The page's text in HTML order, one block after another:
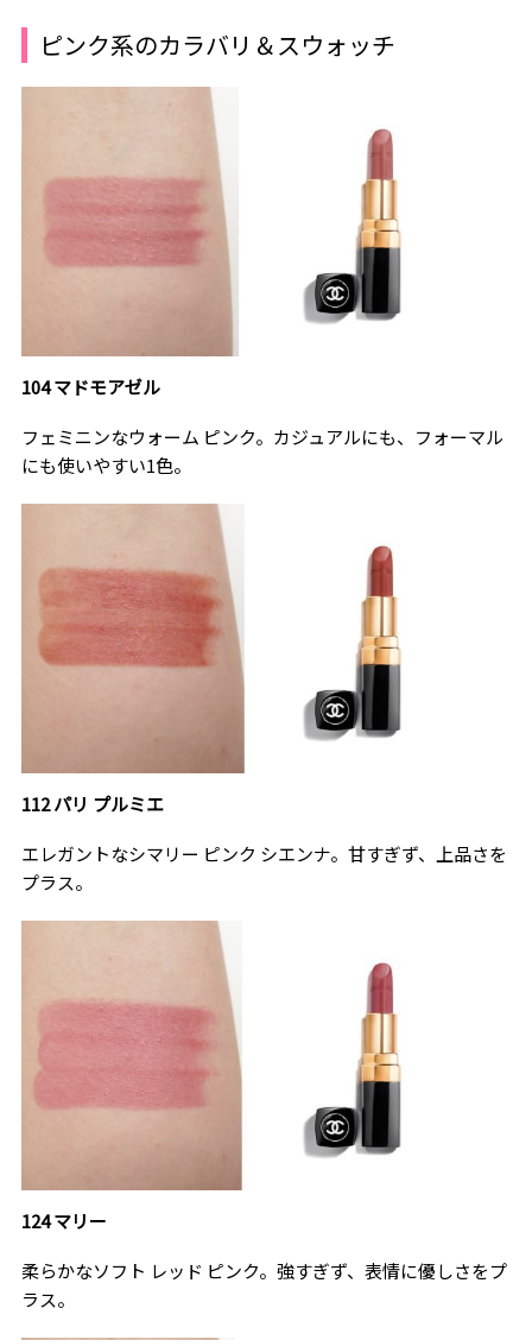
ピンク系のカラバリ＆スウォッチ
104 マドモアゼル
フェミニンなウォーム ピンク。カジュアルにも、フォーマル
にも使いやすい1色。
112 パリ プルミエ
エレガントなシマリー ピンク シエンナ。甘すぎず、上品さを
プラス。
124 マリー
柔らかなソフト レッド ピンク。強すぎず、表情に優しさをプ
ラス。